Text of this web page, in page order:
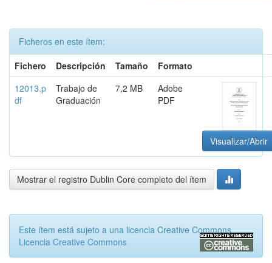
Ficheros en este ítem:
Fichero
Descripción Tamaño
Formato
12013.p
df
Trabajo de
Graduación
7,2 MB
Adobe
PDF
Visualizar/Abrir
Mostrar el registro Dublin Core completo del ítem
Este ítem está sujeto a una licencia Creative Commons
Licencia Creative Commons